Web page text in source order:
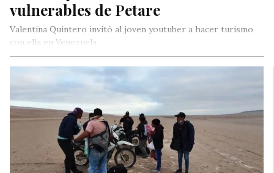
vulnerables de Petare
Valentina Quintero invitó al joven youtuber a hacer turismo
con ella en Venezuela.